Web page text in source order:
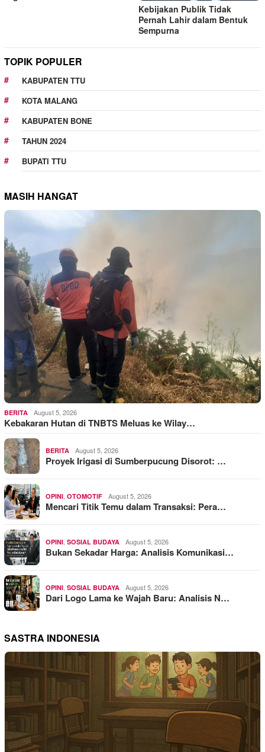
Kebijakan Publik Tidak
Pernah Lahir dalam Bentuk
Sempurna
TOPIK POPULER
KABUPATEN TTU
KOTA MALANG
KABUPATEN BONE
TAHUN 2024
BUPATI TTU
MASIH HANGAT
BERITA August 5, 2026
Kebakaran Hutan di TNBTS Meluas ke Wilay…
BERITA August 5, 2026
Proyek Irigasi di Sumberpucung Disorot: …
OPINI OTOMOTIF August 5, 2026
Mencari Titik Temu dalam Transaksi: Pera…
OPINI SOSIAL BUDAYA August 5, 2026
Bukan Sekadar Harga: Analisis Komunikasi…
OPINI SOSIAL BUDAYA August 5, 2026
Dari Logo Lama ke Wajah Baru: Analisis N…
SASTRA INDONESIA